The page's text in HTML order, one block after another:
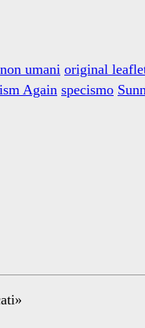
non umani original
Again specismo